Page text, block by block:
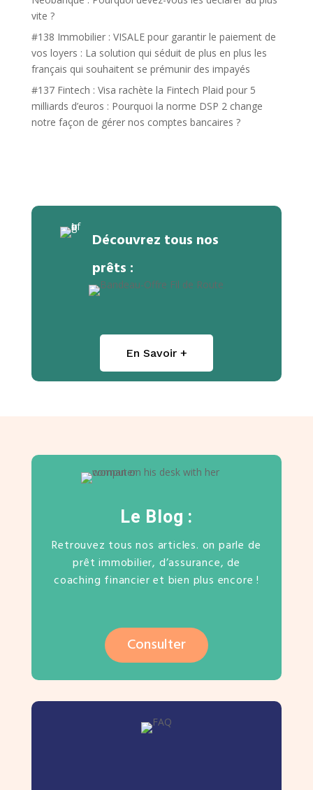
vite ?
#138 Immobilier : VISALE pour garantir le paiement de
vos loyers : La solution qui séduit de plus en plus les
français qui souhaitent se prémunir des impayés
#137 Fintech : Visa rachète la Fintech Plaid pour 5
milliards d’euros : Pourquoi la norme DSP 2 change
notre façon de gérer nos comptes bancaires ?
Découvrez tous nos
prêts :
En Savoir +
Le Blog :
Retrouvez tous nos articles. on parle de
prêt immobilier, d’assurance, de
coaching financier et bien plus encore !
Consulter